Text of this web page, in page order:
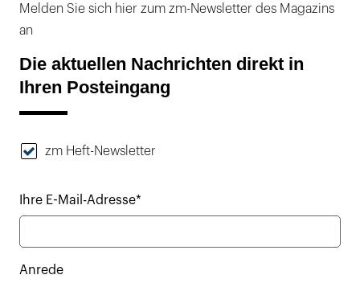
Melden Sie sich hier zum zm-Newsletter des Magazins
an
Die aktuellen Nachrichten direkt in
Ihren Posteingang
zm Heft-Newsletter
Ihre E-Mail-Adresse*
Anrede